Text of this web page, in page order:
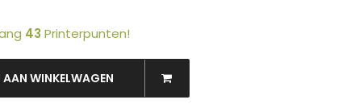
43 Printerpunten!
AAN WINKELWAGEN